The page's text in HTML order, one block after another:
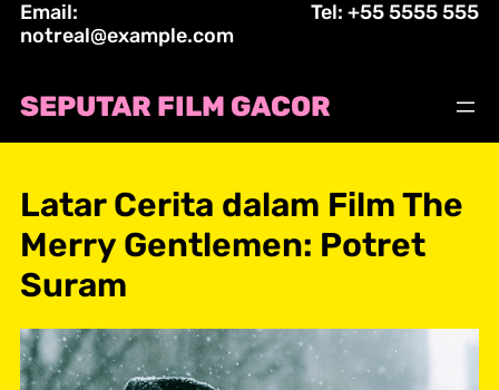
Skip
to
Email:
notreal@example.com
Tel: +55 5555 555
SEPUTAR FILM GACOR
Latar Cerita dalam Film The
Merry Gentlemen: Potret
Suram